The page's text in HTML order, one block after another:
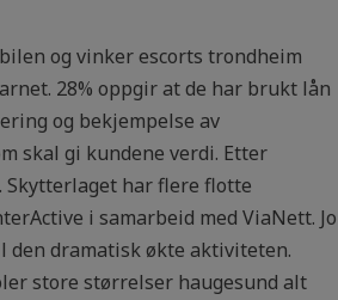
og vinker escorts trondheim
28% oppgir at de har brukt lån
og bekjempelse av
skal gi kundene verdi. Etter
Skytterlaget har flere flotte
i samarbeid med ViaNett. Jo
dramatisk økte aktiviteten.
store størrelser haugesund alt